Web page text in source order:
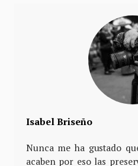
Isabel Briseño
Nunca me ha gustado
acaben por eso las